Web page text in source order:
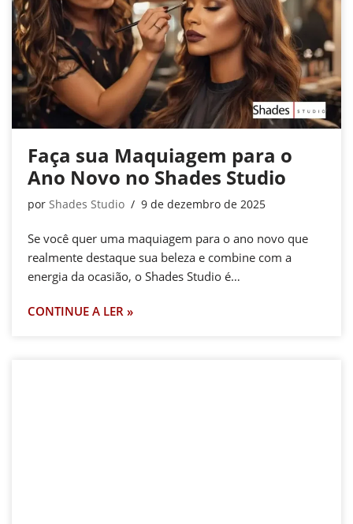
Faça sua Maquiagem para o
Ano Novo no Shades Studio
por Shades Studio 9 de dezembro de 2025
Se você quer uma maquiagem para o ano novo que
realmente destaque sua beleza e combine com a
energia da ocasião, o Shades Studio é…
CONTINUE A LER »